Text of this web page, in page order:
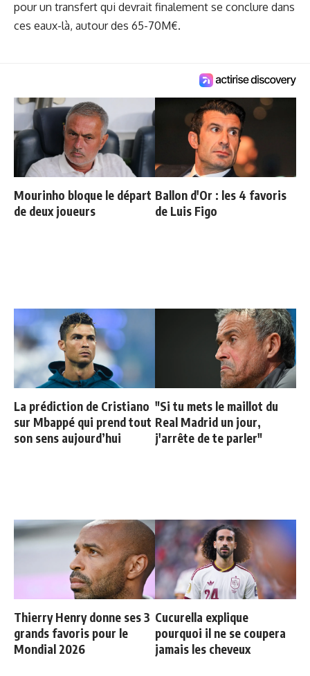
pour un transfert qui devrait finalement se conclure dans
ces eaux-là, autour des 65-70M€.
Mourinho bloque le départ
de deux joueurs
Ballon d'Or : les 4 favoris
de Luis Figo
La prédiction de Cristiano
sur Mbappé qui prend tout
son sens aujourd’hui
"Si tu mets le maillot du
Real Madrid un jour,
j'arrête de te parler"
Thierry Henry donne ses 3
grands favoris pour le
Mondial 2026
Cucurella explique
pourquoi il ne se coupera
jamais les cheveux